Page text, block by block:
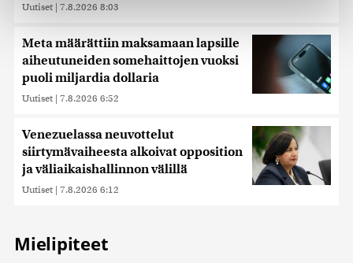
Käytämme evästeitä tarjoamamme sisällön ja mainosten
räätälöimiseen, sosiaalisen median ominaisuuksien
tukemiseen ja kävijämäärämme analysoimiseen. Lisäksi
jaamme sosiaalisen median, mainosalan ja analytiikka-
alan kumppaneillemme tietoja siitä, miten käytät
sivustoamme. Kumppanimme voivat yhdistää näitä
kerätty, kun olet käyttänyt heidän palvelujaan. Tietoja
saatetaan myös siirtää ulkomaille.
Uutiset | 7.8.2026 8:03
Meta määrättiin maksamaan lapsille
aiheutuneiden somehaittojen vuoksi
puoli miljardia dollaria
Uutiset | 7.8.2026 6:52
Venezuelassa neuvottelut
siirtymävaiheesta alkoivat opposition
ja väliaikaishallinnon välillä
Uutiset | 7.8.2026 6:12
Mielipiteet